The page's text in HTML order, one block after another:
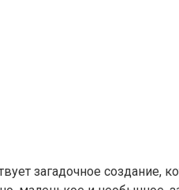
загадочное создание,